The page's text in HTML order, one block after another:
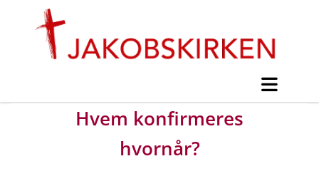
Hvem konfirmeres
hvornår?